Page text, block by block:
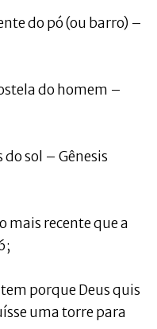
do pó (ou barro) –
do homem –
sol – Gênesis
mais recente que a
porque Deus quis
uma torre para